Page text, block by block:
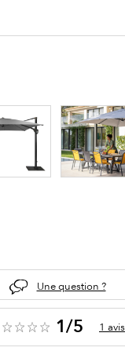
Une question ?
1/5 1 avis